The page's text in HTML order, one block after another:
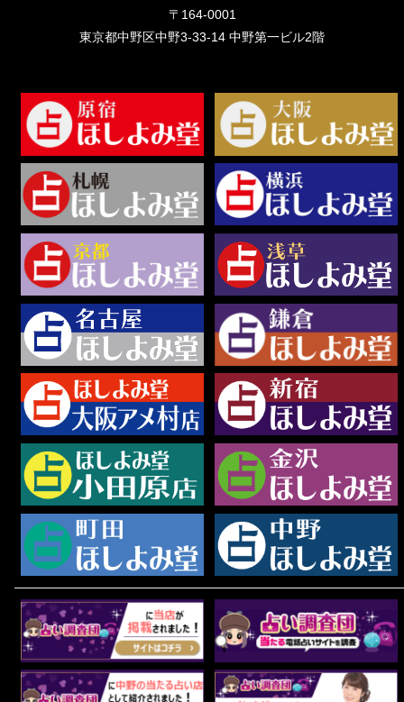
〒164-0001
東京都中野区中野3-33-14 中野第一ビル2階